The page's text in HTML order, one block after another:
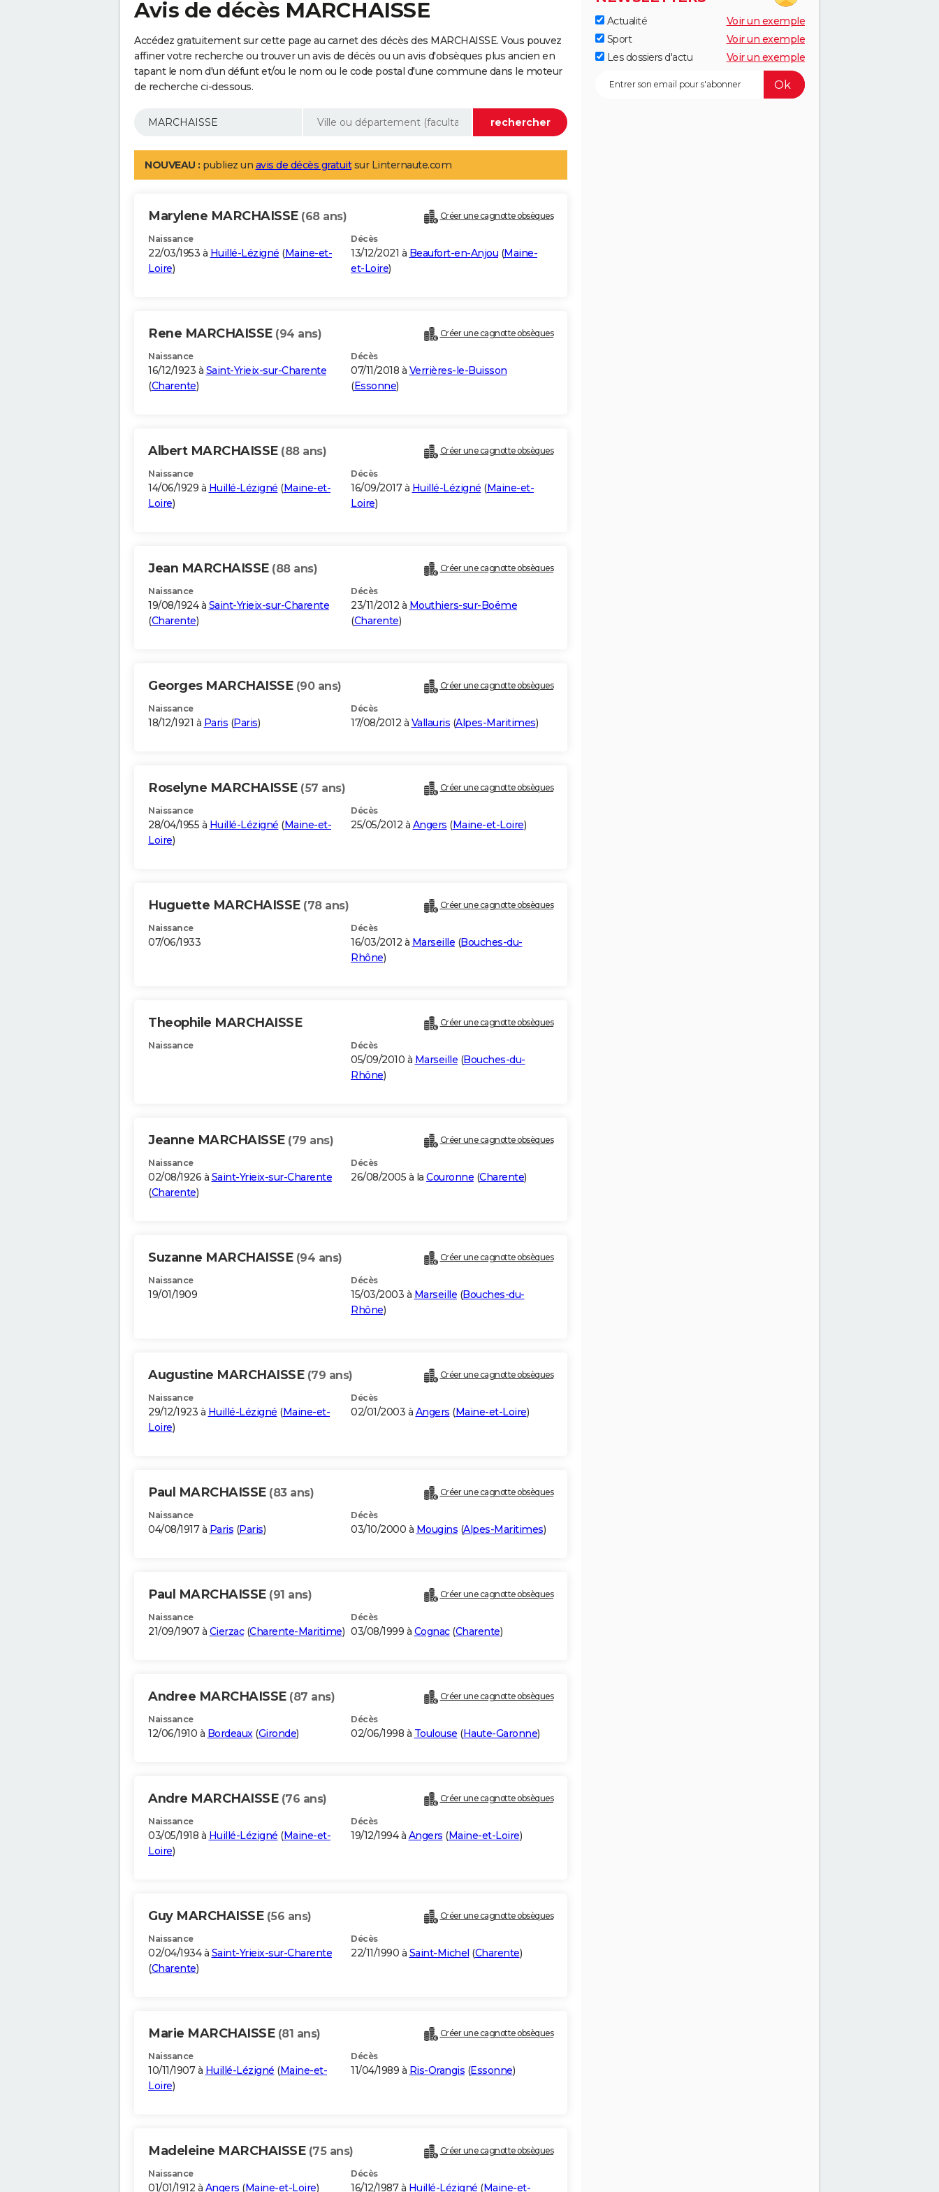
Avis de décès MARCHAISSE
Accédez gratuitement sur cette page au carnet des décès des MARCHAISSE. Vous pouvez
affiner votre recherche ou trouver un avis de décès ou un avis d'obsèques plus ancien en
tapant le nom d'un défunt et/ou le nom ou le code postal d'une commune dans le moteur
de recherche ci-dessous.
NOUVEAU : publiez un avis de décès gratuitsur Linternaute.com
Marylene MARCHAISSE (68 ans) Créer une cagnotte obsèques
Naissance
22/03/1953 à Huillé-Lézigné (Maine-et-
Loire)
Décès
13/12/2021 à Beaufort-en-Anjou (Maine-
et-Loire)
Rene MARCHAISSE (94 ans) Créer une cagnotte obsèques
Naissance
16/12/1923 à Saint-Yrieix-sur-Charente
(Charente)
Décès
07/11/2018 à Verrières-le-Buisson
(Essonne)
Albert MARCHAISSE (88 ans) Créer une cagnotte obsèques
Naissance
14/06/1929 à Huillé-Lézigné (Maine-et-
Loire)
Décès
16/09/2017 à Huillé-Lézigné (Maine-et-
Loire)
Jean MARCHAISSE (88 ans) Créer une cagnotte obsèques
Naissance
19/08/1924 à Saint-Yrieix-sur-Charente
(Charente)
Décès
23/11/2012 à Mouthiers-sur-Boëme
(Charente)
Georges MARCHAISSE (90 ans) Créer une cagnotte obsèques
Naissance
18/12/1921 à Paris (Paris)
Décès
17/08/2012 à Vallauris (Alpes-Maritimes)
Roselyne MARCHAISSE (57 ans) Créer une cagnotte obsèques
Naissance
28/04/1955 à Huillé-Lézigné (Maine-et-
Loire)
Décès
25/05/2012 à Angers (Maine-et-Loire)
Huguette MARCHAISSE (78 ans) Créer une cagnotte obsèques
Naissance
07/06/1933
Décès
16/03/2012 à Marseille (Bouches-du-
Rhône)
Theophile MARCHAISSE Créer une cagnotte obsèques
Naissance Décès
05/09/2010 à Marseille (Bouches-du-
Rhône)
Jeanne MARCHAISSE (79 ans) Créer une cagnotte obsèques
Naissance
02/08/1926 à Saint-Yrieix-sur-Charente
(Charente)
Décès
26/08/2005 à la Couronne (Charente)
Suzanne MARCHAISSE (94 ans) Créer une cagnotte obsèques
Naissance
19/01/1909
Décès
15/03/2003 à Marseille (Bouches-du-
Rhône)
Augustine MARCHAISSE (79 ans) Créer une cagnotte obsèques
Naissance
29/12/1923 à Huillé-Lézigné (Maine-et-
Loire)
Décès
02/01/2003 à Angers (Maine-et-Loire)
Paul MARCHAISSE (83 ans) Créer une cagnotte obsèques
Naissance
04/08/1917 à Paris (Paris)
Décès
03/10/2000 à Mougins (Alpes-Maritimes)
Paul MARCHAISSE (91 ans) Créer une cagnotte obsèques
Naissance
21/09/1907 à Cierzac(Charente-Maritime)
Décès
03/08/1999 à Cognac(Charente)
Andree MARCHAISSE (87 ans) Créer une cagnotte obsèques
Naissance
12/06/1910 à Bordeaux(Gironde)
Décès
02/06/1998 à Toulouse (Haute-Garonne)
Andre MARCHAISSE (76 ans) Créer une cagnotte obsèques
Naissance
03/05/1918 à Huillé-Lézigné (Maine-et-
Loire)
Décès
19/12/1994 à Angers (Maine-et-Loire)
Guy MARCHAISSE (56 ans) Créer une cagnotte obsèques
Naissance
02/04/1934 à Saint-Yrieix-sur-Charente
(Charente)
Décès
22/11/1990 à Saint-Michel (Charente)
Marie MARCHAISSE (81 ans) Créer une cagnotte obsèques
Naissance
10/11/1907 à Huillé-Lézigné (Maine-et-
Loire)
Décès
11/04/1989 à Ris-Orangis (Essonne)
Madeleine MARCHAISSE (75 ans) Créer une cagnotte obsèques
Naissance
01/01/1912 à Angers (Maine-et-Loire)
Décès
16/12/1987 à Huillé-Lézigné (Maine-et-
Actualité
Voir un exemple
Sport
Voir un exemple
Les dossiers d'actu
Voir un exemple